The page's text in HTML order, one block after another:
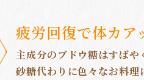
疲労回復で体カア
主成分のブドウ糖はすば
砂糖代わりに色々なお料理